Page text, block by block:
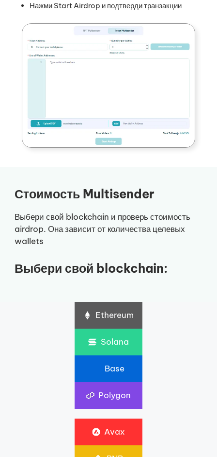
Нажми Start Airdrop и подтверди транзакции
Стоимость Multisender
Выбери свой blockchain и проверь стоимость
airdrop. Она зависит от количества целевых
wallets
Выбери свой blockchain:
Ethereum
Solana
Base
Polygon
Avax